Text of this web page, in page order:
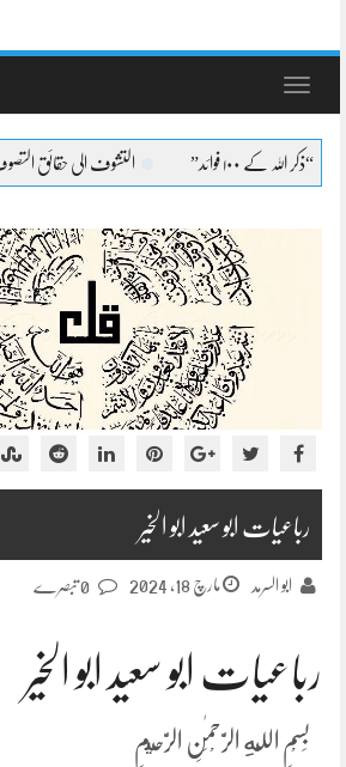
Toggle
التشوف الی حقائق التصوف لطائف عشرہ کا بیان
رباعیات ابو سعید ابو الخیر
ابو السرمد مارچ 18, 2024
رباعیات ابو سعید ابو الخیر
بِسْمِ اللَّهِ الرَّحْمَٰنِ الرَّحِيمِ